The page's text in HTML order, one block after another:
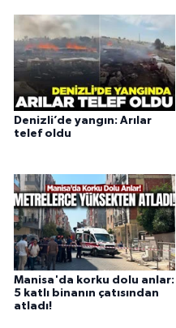
Denizli’de yangın: Arılar
telef oldu
Manisa'da korku dolu anlar:
5 katlı binanın çatısından
atladı!